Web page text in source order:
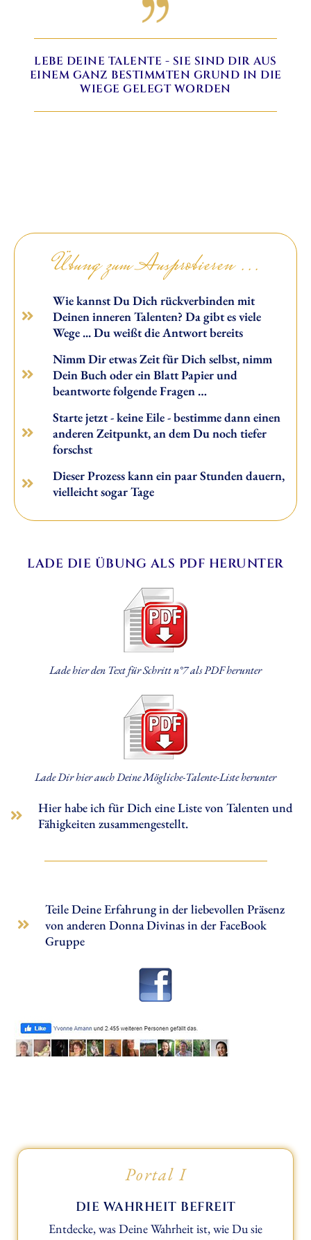
LEBE DEINE TALENTE - SIE SIND DIR AUS
EINEM GANZ BESTIMMTEN GRUND IN DIE
WIEGE GELEGT WORDEN
Übung zum Ausprobieren ...
Wie kannst Du Dich rückverbinden mit
Deinen inneren Talenten? Da gibt es viele
Wege ... Du weißt die Antwort bereits
Nimm Dir etwas Zeit für Dich selbst, nimm
Dein Buch oder ein Blatt Papier und
beantworte folgende Fragen …
Starte jetzt - keine Eile - bestimme dann einen
anderen Zeitpunkt, an dem Du noch tiefer
forschst
Dieser Prozess kann ein paar Stunden dauern,
vielleicht sogar Tage
LADE DIE ÜBUNG ALS PDF HERUNTER
Lade hier den Text für Schritt n°7 als PDF herunter
Lade Dir hier auch Deine Mögliche-Talente-Liste herunter
Hier habe ich für Dich eine Liste von Talenten und
Fähigkeiten zusammengestellt.
Teile Deine Erfahrung in der liebevollen Präsenz
von anderen Donna Divinas in der FaceBook
Gruppe
Portal I
DIE WAHRHEIT BEFREIT
Entdecke, was Deine Wahrheit ist, wie Du sie